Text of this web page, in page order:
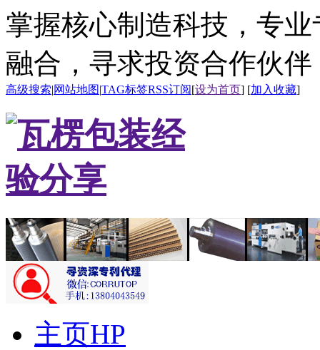
掌握核心制造科技，专
融合，寻求投资合作伙伴
高级搜索|网站地图|TAG标签RSS订阅[设为首页] [加入收藏]
主页HP